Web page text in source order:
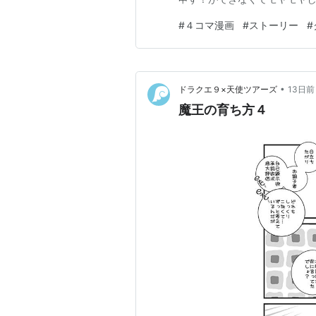
#４コマ漫画 #ストーリー #
ドラクエ９×天使ツアーズ • 13日前
魔王の育ち方４